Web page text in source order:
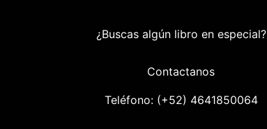
¿Buscas algún libro en especial?
Contactanos
Teléfono: (+52) 4641850064